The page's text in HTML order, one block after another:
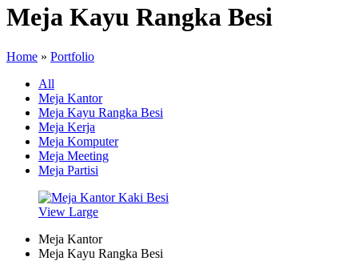
Meja Kayu Rangka Besi
Home » Portfolio
All
Meja Kantor
Meja Kayu Rangka Besi
Meja Kerja
Meja Komputer
Meja Meeting
Meja Partisi
View Large
Meja Kantor
Meja Kayu Rangka Besi